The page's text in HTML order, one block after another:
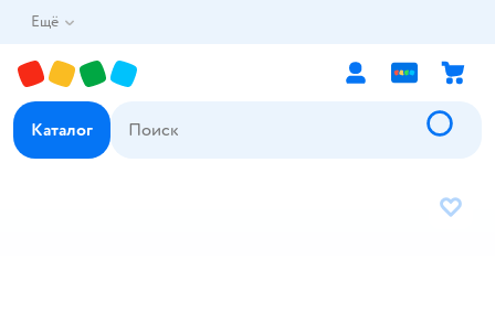
Ещё
Каталог
В